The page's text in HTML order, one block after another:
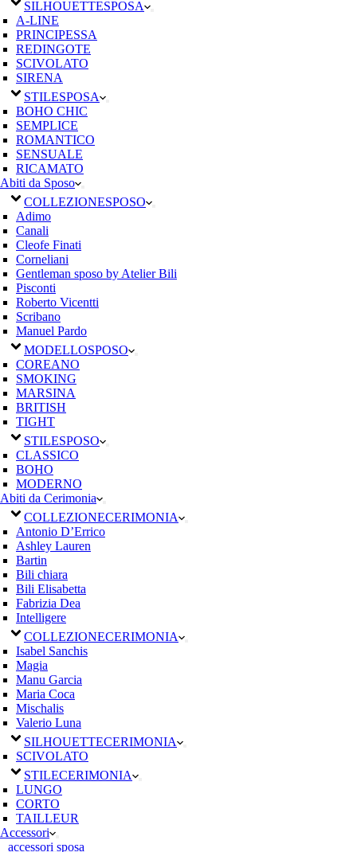
SILHOUETTESPOSA
A-LINE
PRINCIPESSA
REDINGOTE
SCIVOLATO
SIRENA
STILESPOSA
BOHO CHIC
SEMPLICE
ROMANTICO
SENSUALE
RICAMATO
Abiti da Sposo
COLLEZIONESPOSO
Adimo
Canali
Cleofe Finati
Corneliani
Gentleman sposo by Atelier Bili
Pisconti
Roberto Vicentti
Scribano
Manuel Pardo
MODELLOSPOSO
COREANO
SMOKING
MARSINA
BRITISH
TIGHT
STILESPOSO
CLASSICO
BOHO
MODERNO
Abiti da Cerimonia
COLLEZIONECERIMONIA
Antonio D’Errico
Ashley Lauren
Bartin
Bili chiara
Bili Elisabetta
Fabrizia Dea
Intelligere
COLLEZIONECERIMONIA
Isabel Sanchis
Magia
Manu Garcia
Maria Coca
Mischalis
Valerio Luna
SILHOUETTECERIMONIA
SCIVOLATO
STILECERIMONIA
LUNGO
CORTO
TAILLEUR
Accessori
accessori sposa